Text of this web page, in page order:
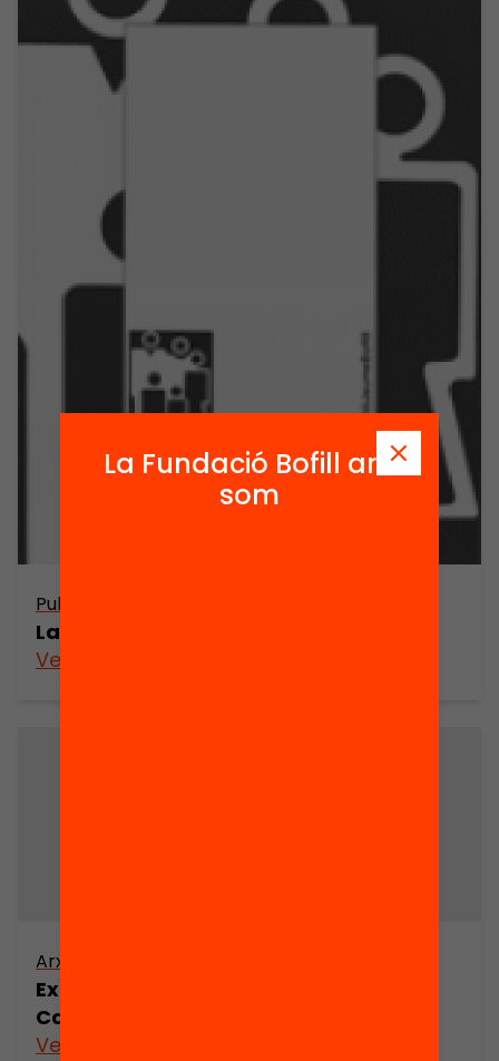
Publicació
La regulació del procés electoral
Veure’n més
Arxiu
Experiències educatives integrades a
Catalunya
Veure’n més
La Fundació Bofill ara
som